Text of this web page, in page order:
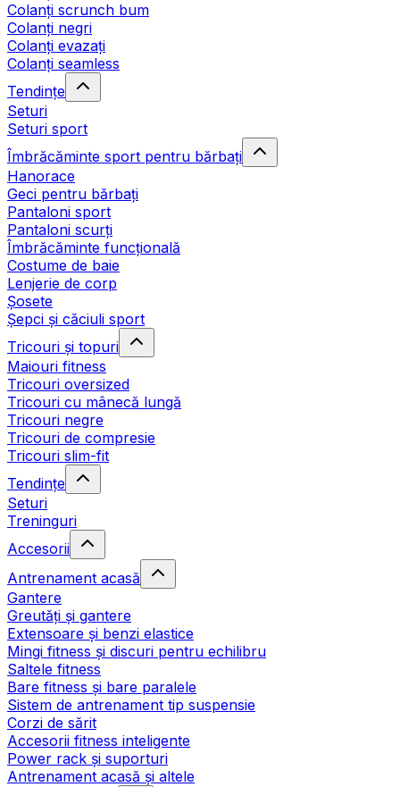
Colanți scrunch bum
Colanți negri
Colanți evazați
Colanți seamless
Tendințe
Seturi
Seturi sport
Îmbrăcăminte sport pentru bărbați
Hanorace
Geci pentru bărbați
Pantaloni sport
Pantaloni scurți
Îmbrăcăminte funcțională
Costume de baie
Lenjerie de corp
Șosete
Șepci și căciuli sport
Tricouri și topuri
Maiouri fitness
Tricouri oversized
Tricouri cu mânecă lungă
Tricouri negre
Tricouri de compresie
Tricouri slim-fit
Tendințe
Seturi
Treninguri
Accesorii
Antrenament acasă
Gantere
Greutăți și gantere
Extensoare și benzi elastice
Mingi fitness și discuri pentru echilibru
Saltele fitness
Bare fitness și bare paralele
Sistem de antrenament tip suspensie
Corzi de sărit
Accesorii fitness inteligente
Power rack și suporturi
Antrenament acasă și altele